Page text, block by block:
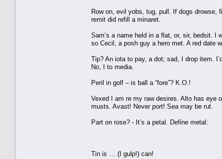
Row on, evil yobs, tug, pull. If dogs drowse,
remit did refill a minaret.
Sam’s a name held in a flat, or, sir, bedsit. I
so Cecil, a posh guy a hero met. A red date
Tip? An iota to pay, a dot; sad, I drop item.
No, I to media.
Peril in golf – is ball a “fore”? K.O.!
Vexed I am re my raw desires. Alto has eye
musts. Avast! Never port! Sea may be rut.
Part on rose? - It’s a petal. Define metal:
Tin is … (I gulp!) can!